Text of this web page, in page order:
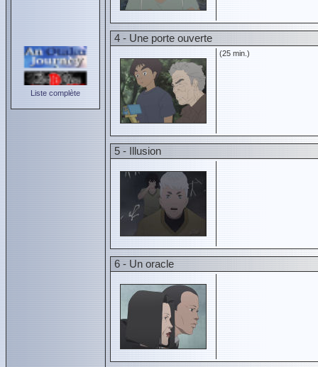
Liste complète
4 - Une porte ouverte
(25 min.)
5 - Illusion
6 - Un oracle